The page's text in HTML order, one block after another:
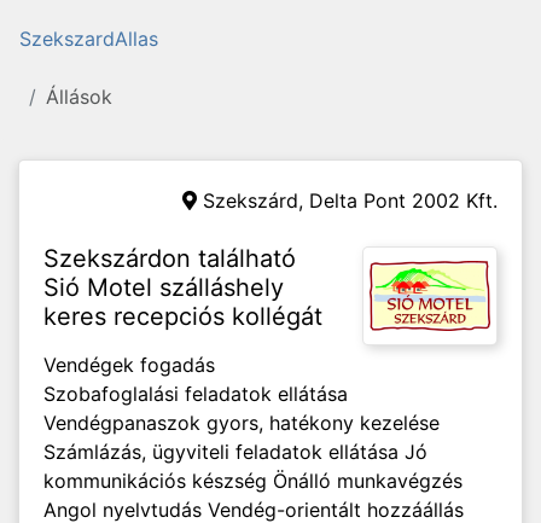
SzekszardAllas
Állások
Szekszárd, Delta Pont 2002 Kft.
Szekszárdon található
Sió Motel szálláshely
keres recepciós kollégát
Vendégek fogadás
Szobafoglalási feladatok ellátása
Vendégpanaszok gyors, hatékony kezelése
Számlázás, ügyviteli feladatok ellátása Jó
kommunikációs készség Önálló munkavégzés
Angol nyelvtudás Vendég-orientált hozzáállás